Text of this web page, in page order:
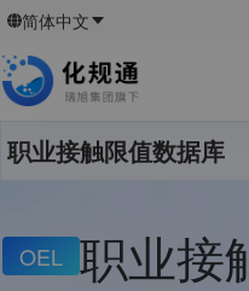
简体中文
职业接触限值数据库
OEL 职业接